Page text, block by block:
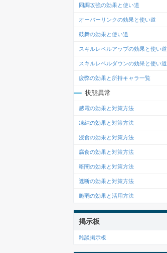
同調攻強の効果と使い道
オーバーリンクの効果と使い道
鼓舞の効果と使い道
スキルレベルアップの効果と使い道
スキルレベルダウンの効果と使い道
疲弊の効果と所持キャラ一覧
状態異常
感電の効果と対策方法
凍結の効果と対策方法
浸食の効果と対策方法
腐食の効果と対策方法
暗闇の効果と対策方法
遮断の効果と対策方法
脆弱の効果と活用方法
掲示板
雑談掲示板